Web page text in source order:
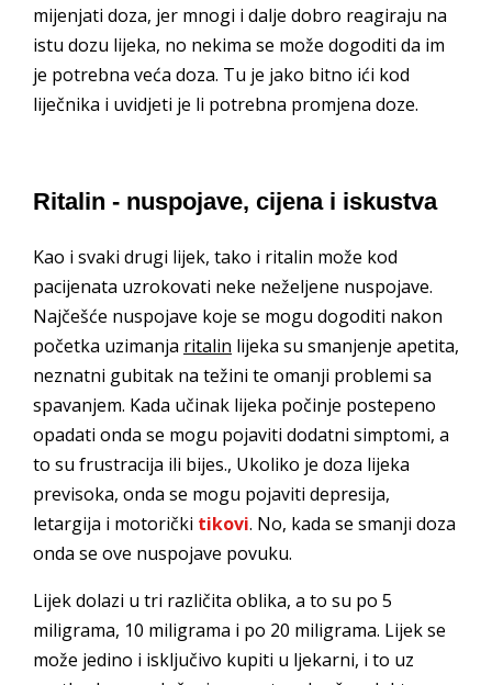
mijenjati doza, jer mnogi i dalje dobro reagiraju na
istu dozu lijeka, no nekima se može dogoditi da im
je potrebna veća doza. Tu je jako bitno ići kod
liječnika i uvidjeti je li potrebna promjena doze.
Ritalin - nuspojave, cijena i iskustva
Kao i svaki drugi lijek, tako i ritalin može kod
pacijenata uzrokovati neke neželjene nuspojave.
Najčešće nuspojave koje se mogu dogoditi nakon
početka uzimanja ritalin lijeka su smanjenje apetita,
neznatni gubitak na težini te omanji problemi sa
spavanjem. Kada učinak lijeka počinje postepeno
opadati onda se mogu pojaviti dodatni simptomi, a
to su frustracija ili bijes., Ukoliko je doza lijeka
previsoka, onda se mogu pojaviti depresija,
letargija i motorički tikovi. No, kada se smanji doza
onda se ove nuspojave povuku.
Lijek dolazi u tri različita oblika, a to su po 5
miligrama, 10 miligrama i po 20 miligrama. Lijek se
može jedino i isključivo kupiti u ljekarni, i to uz